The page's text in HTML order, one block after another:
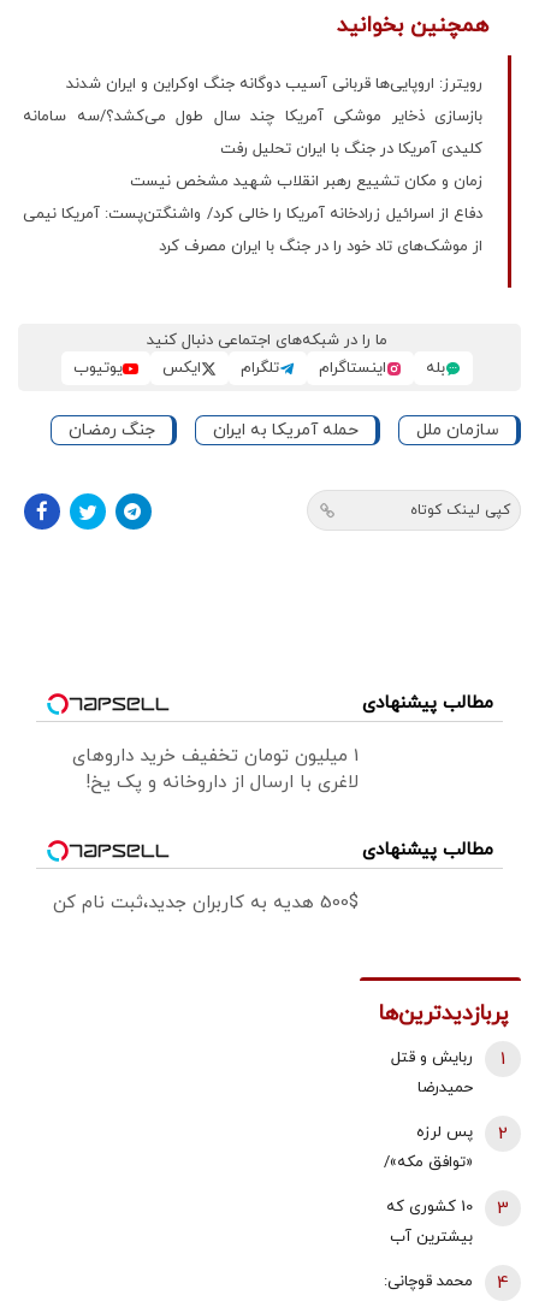
همچنین بخوانید
رویترز: اروپایی‌ها قربانی آسیب دوگانه جنگ اوکراین و ایران شدند
بازسازی ذخایر موشکی آمریکا چند سال طول می‌کشد؟/سه سامانه
کلیدی آمریکا در جنگ با ایران تحلیل رفت
زمان و مکان تشییع رهبر انقلاب شهید مشخص نیست
دفاع از اسرائیل زرادخانه آمریکا را خالی کرد/ واشنگتن‌پست: آمریکا نیمی
از موشک‌های تاد خود را در جنگ با ایران مصرف کرد
ما را در شبکه‌های اجتماعی دنبال کنید
بله
اینستاگرام تلگرام ایکس یوتیوب
سازمان ملل حمله آمریکا به ایران جنگ رمضان
کپی لینک کوتاه
مطالب پیشنهادی
1 میلیون تومان تخفیف خرید داروهای
لاغری با ارسال از داروخانه و پک یخ!
مطالب پیشنهادی
500$ هدیه به کاربران جدید،ثبت نام کن
پربازدیدترین‌ها
ربایش و قتل
حمیدرضا
شد/ ارسال
لحظه قتل او
برای
1
پس لرزه
«توافق مکه»/
2
10 کشوری که
بیشترین آب
3
محمد قوچانی: 4